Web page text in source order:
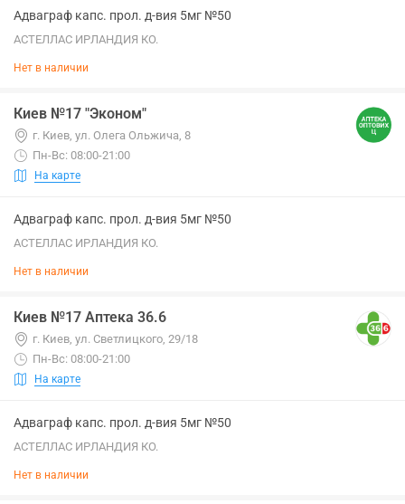
Адваграф капс. прол. д-вия 5мг №50
АСТЕЛЛАС ИРЛАНДИЯ КО.
Нет в наличии
Киев №17 "Эконом"
г. Киев, ул. Олега Ольжича, 8
Пн-Вс: 08:00-21:00
На карте
Адваграф капс. прол. д-вия 5мг №50
АСТЕЛЛАС ИРЛАНДИЯ КО.
Нет в наличии
Киев №17 Аптека 36.6
г. Киев, ул. Светлицкого, 29/18
Пн-Вс: 08:00-21:00
На карте
Адваграф капс. прол. д-вия 5мг №50
АСТЕЛЛАС ИРЛАНДИЯ КО.
Нет в наличии